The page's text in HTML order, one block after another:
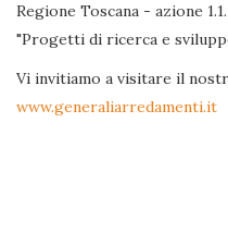
Regione Toscana - azione
"Progetti di ricerca e
Vi invitiamo a visitare il
www.generaliarredamenti.it